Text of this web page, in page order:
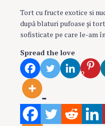
Tort cu fructe exotice si
după blaturi pufoase şi
sofisticate pe care le-am
Spread the love
2